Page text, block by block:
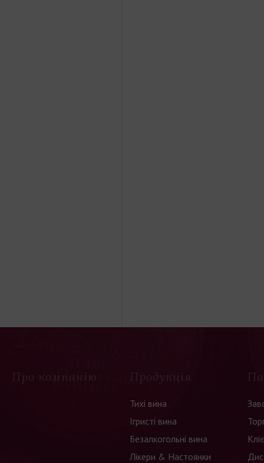
Про компанію Продукція
Тихі вина
Ігристі вина
Безалкогольні вина
Лікери & Настоянки